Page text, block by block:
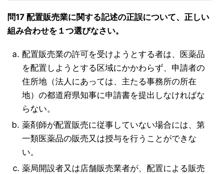
問17 配置販売業に関する記述の正誤について、正しい
組み合わせを１つ選びなさい。
配置販売業の許可を受けようとする者は、医薬品
を配置しようとする区域にかかわらず、申請者の
住所地（法人にあっては、主たる事務所の所在
地）の都道府県知事に申請書を提出しなければな
らない。
薬剤師が配置販売に従事していない場合には、第
一類医薬品の販売又は授与を行うことができな
い。
薬局開設者又は店舗販売業者が、配置による販売